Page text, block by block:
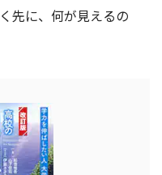
先に、何が見えるの